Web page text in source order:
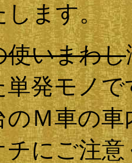
します。
使いまわし
単発モノ
のＭ車の
にご注意